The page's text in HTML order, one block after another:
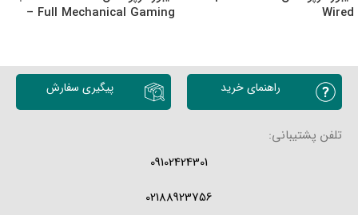
Wired
– Full Mechanical Gaming
راهنمای خرید پیگیری سفارش
تلفن پشتیبانی:
09102424301
02188923756